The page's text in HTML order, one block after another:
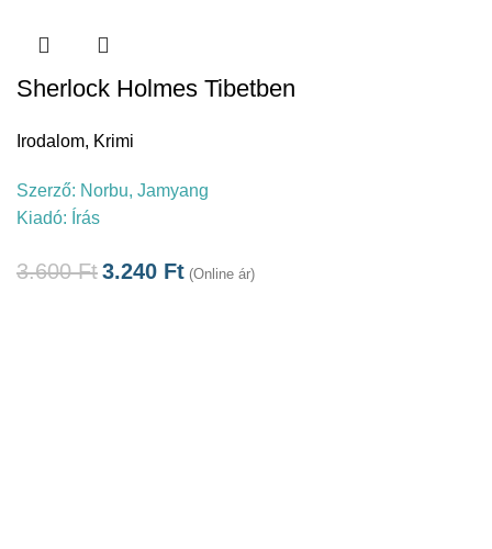
Sherlock Holmes Tibetben
Irodalom, Krimi
Szerző: Norbu, Jamyang
Kiadó: Írás
3.600Ft3.240 Ft (Online ár)